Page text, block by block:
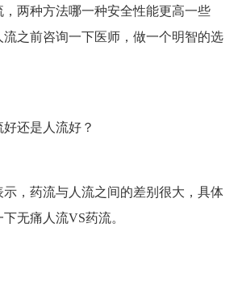
两种方法哪一种安全性能更高一些
之前咨询一下医师，做一个明智的选
还是人流好？
药流与人流之间的差别很大，具体
无痛人流VS药流。